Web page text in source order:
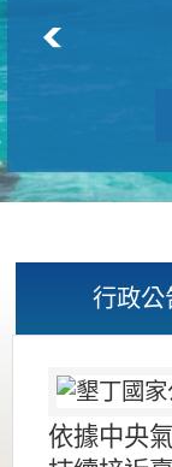
行政
依據中央